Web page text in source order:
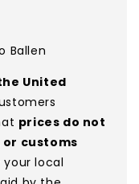
Ballen
United
prices do not
or customs
your local